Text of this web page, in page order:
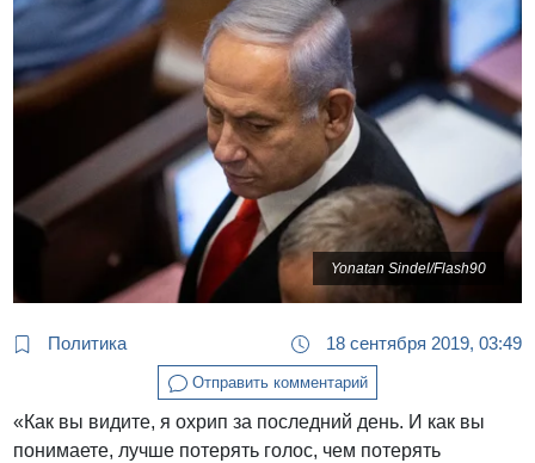
Yonatan Sindel/Flash90
Политика 18 сентября 2019, 03:49
Отправить комментарий
«Как вы видите, я охрип за последний день. И как вы
понимаете, лучше потерять голос, чем потерять